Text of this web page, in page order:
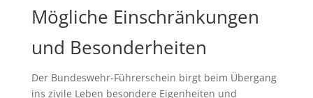
Mögliche Einschränkungen
und Besonderheiten
Der Bundeswehr-Führerschein birgt beim Übergang
ins zivile Leben besondere Eigenheiten und